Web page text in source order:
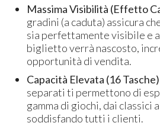
Massima Visibilità (Effetto
gradini (a caduta) assicura
sia perfettamente visibile e
biglietto verrà nascosto,
opportunità di vendita.
Capacità Elevata (16
separati ti permettono di
gamma di giochi, dai classici
soddisfando tutti i clienti.